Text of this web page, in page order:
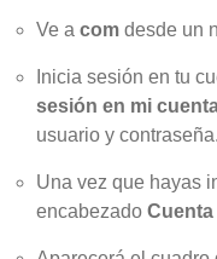
Ve a com desde un
Inicia sesión en tu
sesión en mi
usuario y contraseña.
Una vez que hayas
encabezado Cuenta